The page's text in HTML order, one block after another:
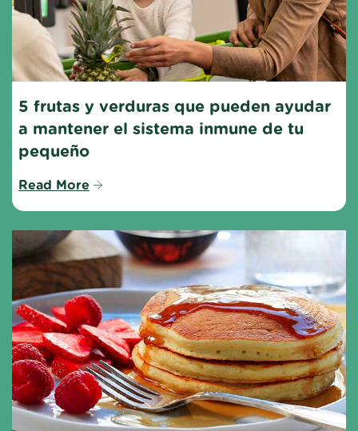
5 frutas y verduras que pueden ayudar
a mantener el sistema inmune de tu
pequeño
Read More